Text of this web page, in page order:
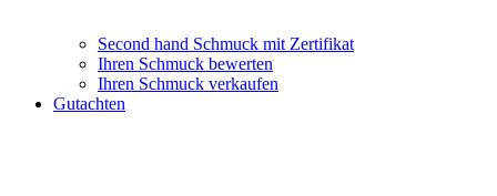
Second hand Schmuck mit Zertifikat
Ihren Schmuck bewerten
Ihren Schmuck verkaufen
Gutachten